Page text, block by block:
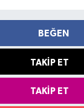
BEĞEN
TAKIP ET
TAKIP ET